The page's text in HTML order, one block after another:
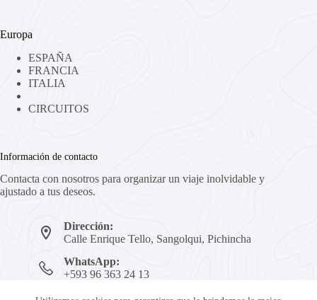
Europa
ESPAÑA
FRANCIA
ITALIA
CIRCUITOS
Información de contacto
Contacta con nosotros para organizar un viaje inolvidable y
ajustado a tus deseos.
Dirección:
Calle Enrique Tello, Sangolqui, Pichincha
WhatsApp:
+593 96 363 24 13
Mail: